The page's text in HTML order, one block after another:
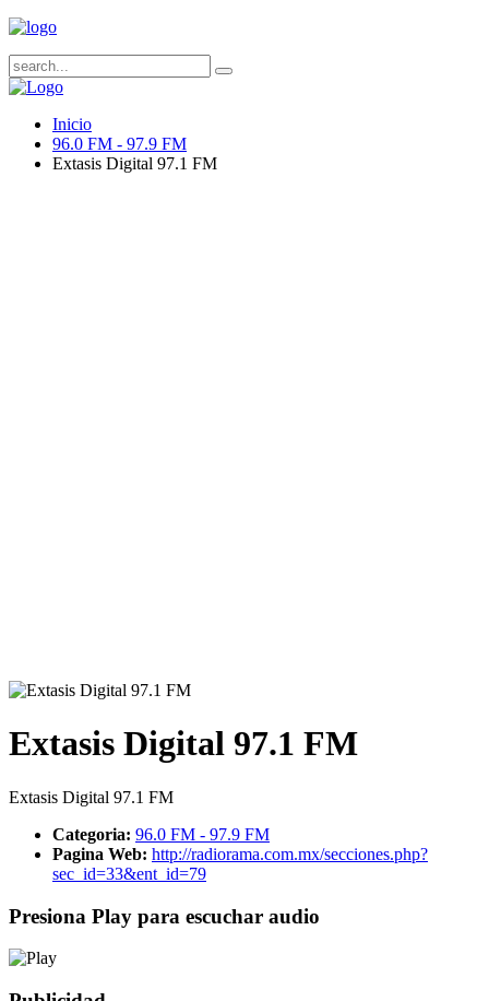
Inicio
96.0 FM - 97.9 FM
Extasis Digital 97.1 FM
Extasis Digital 97.1 FM
Extasis Digital 97.1 FM
Categoria: 96.0 FM - 97.9 FM
Pagina Web: http://radiorama.com.mx/secciones.php?
sec_id=33&ent_id=79
Presiona Play para escuchar audio